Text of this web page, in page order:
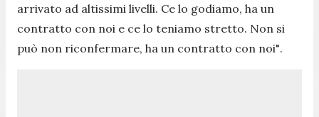
arrivato ad altissimi livelli. Ce lo godiamo, ha un
contratto con noi e ce lo teniamo stretto. Non si
può non riconfermare, ha un contratto con noi".